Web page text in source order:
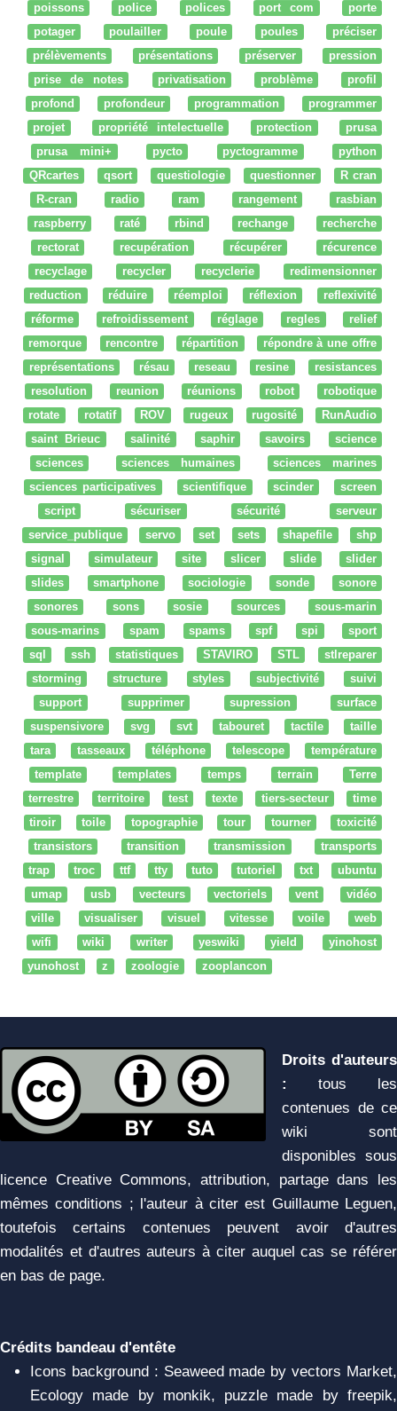
poissons
police polices port com
porte
potager
poulailler poule poules
préciser
prélèvements
présentations préserver
pression
prise de notes
privatisation problème
profil
profond
profondeur programmation
programmer
projet
propriété intelectuelle protection
prusa
prusa mini+
pycto pyctogramme
python
QRcartes
qsort questiologie questionner
R cran
R-cran
radio ram rangement
rasbian
raspberry
raté rbind rechange
recherche
rectorat
recupération récupérer
récurence
recyclage
recycler recyclerie
redimensionner
reduction
réduire réemploi réflexion
reflexivité
réforme
refroidissement réglage regles
relief
remorque
rencontre répartition
répondre à une offre
représentations
résau reseau resine
resistances
resolution
reunion réunions robot
robotique
rotate
rotatif ROV rugeux rugosité
RunAudio
saint Brieuc
salinité saphir savoirs
science
sciences
sciences humaines
sciences marines
sciences participatives
scientifique scinder
screen
script
sécuriser sécurité
serveur
service_publique
servo set sets shapefile
shp
signal
simulateur site slicer slide
slider
slides
smartphone sociologie sonde
sonore
sonores
sons sosie sources
sous-marin
sous-marins
spam spams spf spi
sport
sql
ssh statistiques STAVIRO STL
stlreparer
storming
structure styles subjectivité
suivi
support
supprimer supression
surface
suspensivore
svg svt tabouret tactile
taille
tara
tasseaux téléphone telescope
température
template
templates temps terrain
Terre
terrestre
territoire test texte tiers-secteur
time
tiroir
toile topographie tour tourner
toxicité
transistors
transition transmission
transports
trap
troc ttf tty tuto tutoriel txt
ubuntu
umap
usb vecteurs vectoriels vent
vidéo
ville
visualiser visuel vitesse voile
web
wifi
wiki writer yeswiki yield
yinohost
yunohost
z zoologie zooplancon
Droits d'auteurs
:
tous les
contenues de ce
wiki sont
disponibles sous
licence Creative Commons, attribution, partage dans les
mêmes conditions ; l'auteur à citer est Guillaume Leguen,
toutefois certains contenues peuvent avoir d'autres
modalités et d'autres auteurs à citer auquel cas se référer
en bas de page.
Crédits bandeau d'entête
Icons background : Seaweed made by vectors Market,
Ecology made by monkik, puzzle made by freepik,